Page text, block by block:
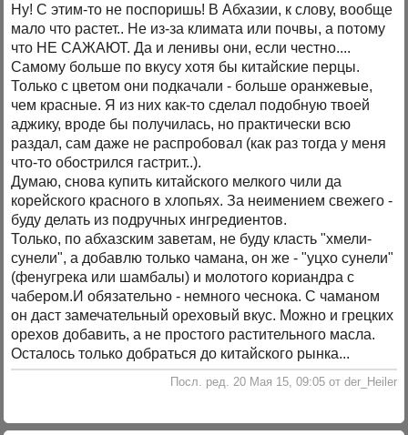
Ну! С этим-то не поспоришь! В Абхазии, к слову, вообще
мало что растет.. Не из-за климата или почвы, а потому
что НЕ САЖАЮТ. Да и ленивы они, если честно....
Самому больше по вкусу хотя бы китайские перцы.
Только с цветом они подкачали - больше оранжевые,
чем красные. Я из них как-то сделал подобную твоей
аджику, вроде бы получилась, но практически всю
раздал, сам даже не распробовал (как раз тогда у меня
что-то обострился гастрит..).
Думаю, снова купить китайского мелкого чили да
корейского красного в хлопьях. За неимением свежего -
буду делать из подручных ингредиентов.
Только, по абхазским заветам, не буду класть "хмели-
сунели", а добавлю только чамана, он же - "уцхо сунели"
(фенугрека или шамбалы) и молотого кориандра с
чабером.И обязательно - немного чеснока. С чаманом
он даст замечательный ореховый вкус. Можно и грецких
орехов добавить, а не простого растительного масла.
Осталось только добраться до китайского рынка...
Посл. ред. 20 Мая 15, 09:05 от der_Heiler